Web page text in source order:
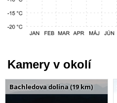
Kamery v okolí
Bachledova dolina (19 km)